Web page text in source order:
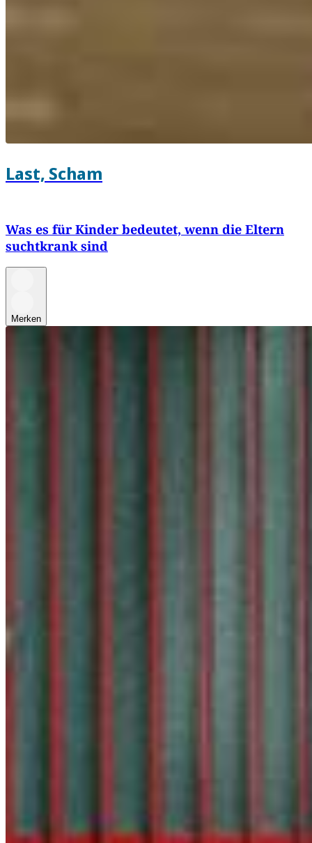
Last, Scham
Was es für Kinder bedeutet, wenn die Eltern
suchtkrank sind
Merken